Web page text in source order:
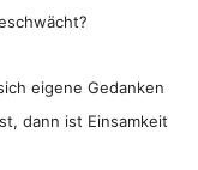
eigene Gedanken
dann ist Einsamkeit